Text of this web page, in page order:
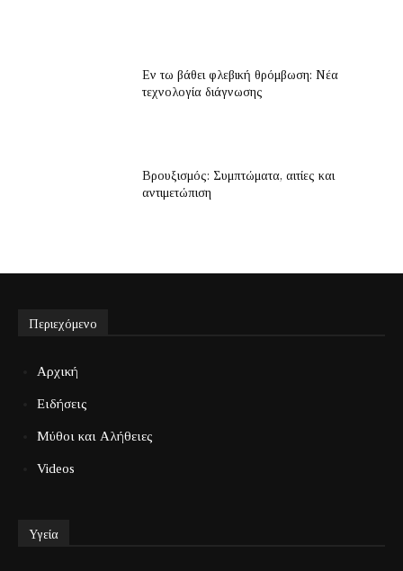
Εν τω βάθει φλεβική θρόμβωση: Νέα
τεχνολογία διάγνωσης
Βρουξισμός: Συμπτώματα, αιτίες και
αντιμετώπιση
Περιεχόμενο
Αρχική
Ειδήσεις
Μύθοι και Αλήθειες
Videos
Υγεία